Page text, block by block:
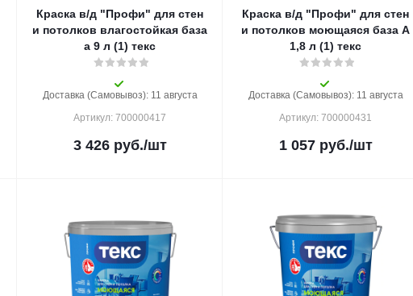
Краска в/д "Профи" для стен
и потолков влагостойкая база
а 9 л (1) текс
Доставка (Самовывоз): 11 августа
Артикул: 700000417
3 426руб./шт
Краска в/д "Профи" для стен
и потолков моющаяся база A
1,8 л (1) текс
Доставка (Самовывоз): 11 августа
Артикул: 700000431
1 057руб./шт